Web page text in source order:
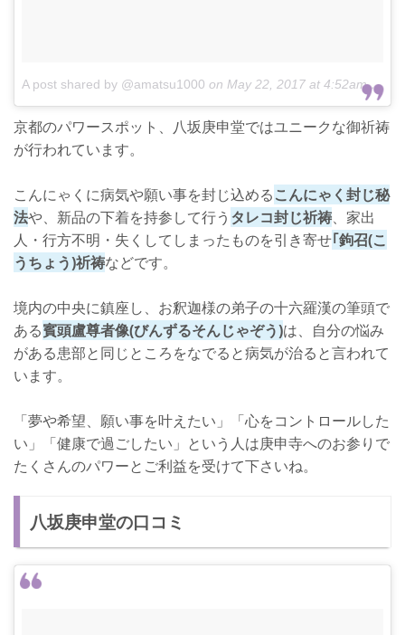
A post shared by @amatsu1000 on May 22, 2017 at 4:52am PDT
京都のパワースポット、八坂庚申堂ではユニークな御祈祷
が行われています。
こんにゃくに病気や願い事を封じ込めるこんにゃく封じ秘
法や、新品の下着を持参して行う タレコ封じ祈祷、家出
人・行方不明・失くしてしまったものを引き寄せ｢鉤召(こ
うちょう)祈祷などです。
境内の中央に鎮座し、お釈迦様の弟子の十六羅漢の筆頭で
ある賓頭盧尊者像(びんずるそんじゃぞう)は、自分の悩み
がある患部と同じところをなでると病気が治ると言われて
います。
「夢や希望、願い事を叶えたい」「心をコントロールした
い」「健康で過ごしたい」という人は庚申寺へのお参りで
たくさんのパワーとご利益を受けて下さいね。
八坂庚申堂の口コミ